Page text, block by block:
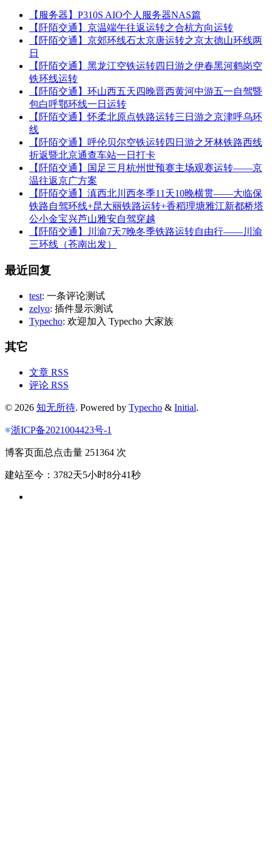
【服务器】P310S AIO个人服务器NAS篇
【阡陌交通】京温端午往返运转之合杭方向运转
【阡陌交通】京郊环线石太京唐运转之京太德山环线两
日
【阡陌交通】黑龙江空铁运转四日游之伊春黑河鹤岗空
铁环线运转
【阡陌交通】环山西五天四晚晋西黄河中游五一自驾暨
包白呼鄂环线一日运转
【阡陌交通】怀柔北原点铁路运转三日游之京津呼乌环
线
【阡陌交通】呼伦贝尔空铁运转四日游之牙林铁路西线
折返暨北京通查车站一日打卡
【阡陌交通】国足三月杭州世预赛主场观赛运转——京
温往返京广方案
【阡陌交通】滇西北川西冬季11天10晚横贯——大临保
铁路自驾环线+昆大丽铁路运转+香稻理塘雅江新都桥塔
公小金宝兴芦山雅安自驾穿越
【阡陌交通】川渝7天7晚冬季铁路运转自由行——川渝
三环线（苍南出发）
最近回复
test: 一条评论测试
zelyo: 插件显示测试
Typecho: 欢迎加入 Typecho 大家族
其它
文章 RSS
评论 RSS
© 2026 知无所待. Powered by Typecho & Initial.
浙ICP备2021004423号-1
博客页面总点击量 251364 次
建站至今：3782天5小时8分42秒